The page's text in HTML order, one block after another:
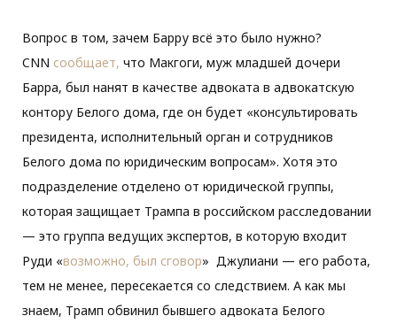
Вопрос в том, зачем Барру всё это было нужно?
CNN сообщает, что Макгоги, муж младшей дочери
Барра, был нанят в качестве адвоката в адвокатскую
контору Белого дома, где он будет «консультировать
президента, исполнительный орган и сотрудников
Белого дома по юридическим вопросам». Хотя это
подразделение отделено от юридической группы,
которая защищает Трампа в российском расследовании
— это группа ведущих экспертов, в которую входит
Руди «возможно, был сговор» Джулиани — его работа,
тем не менее, пересекается со следствием. А как мы
знаем, Трамп обвинил бывшего адвоката Белого